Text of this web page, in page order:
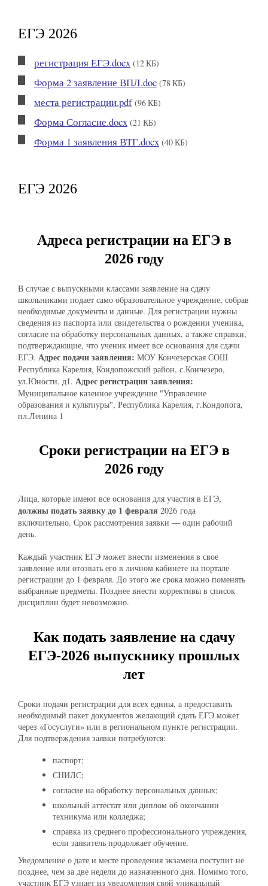
ЕГЭ 2026
регистрация ЕГЭ.docx (12 КБ)
Форма 2 заявление ВПЛ.doc (78 КБ)
места регистрации.pdf (96 КБ)
Форма Согласие.docx (21 КБ)
Форма 1 заявления ВТГ.docx (40 КБ)
ЕГЭ 2026
Адреса регистрации на ЕГЭ в
2026 году
В случае с выпускными классами заявление на сдачу
школьниками подает само образовательное учреждение, собрав
необходимые документы и данные. Для регистрации нужны
сведения из паспорта или свидетельства о рождении ученика,
согласие на обработку персональных данных, а также справки,
подтверждающие, что ученик имеет все основания для сдачи
ЕГЭ. Адрес подачи заявления: МОУ Кончезерская СОШ
Республика Карелия, Кондопожский район, с.Кончезеро,
ул.Юности, д1. Адрес регистрации заявления:
Муниципальное казенное учреждение "Управление
образования и культиуры", Республика Карелия, г.Кондопога,
пл.Ленина 1
Сроки регистрации на ЕГЭ в
2026 году
Лица, которые имеют все основания для участия в ЕГЭ,
должны подать заявку до 1 февраля 2026 года
включительно. Срок рассмотрения заявки — один рабочий
день.
Каждый участник ЕГЭ может внести изменения в свое
заявление или отозвать его в личном кабинете на портале
регистрации до 1 февраля. До этого же срока можно поменять
выбранные предметы. Позднее внести коррективы в список
дисциплин будет невозможно.
Как подать заявление на сдачу
ЕГЭ-2026 выпускнику прошлых
лет
Сроки подачи регистрации для всех едины, а предоставить
необходимый пакет документов желающий сдать ЕГЭ может
через «Госуслуги» или в региональном пункте регистрации.
Для подтверждения заявки потребуются:
паспорт;
СНИЛС;
согласие на обработку персональных данных;
школьный аттестат или диплом об окончании
техникума или колледжа;
справка из среднего профессионального учреждения,
если заявитель продолжает обучение.
Уведомление о дате и месте проведения экзамена поступит не
позднее, чем за две недели до назначенного дня. Помимо того,
участник ЕГЭ узнает из уведомления свой уникальный